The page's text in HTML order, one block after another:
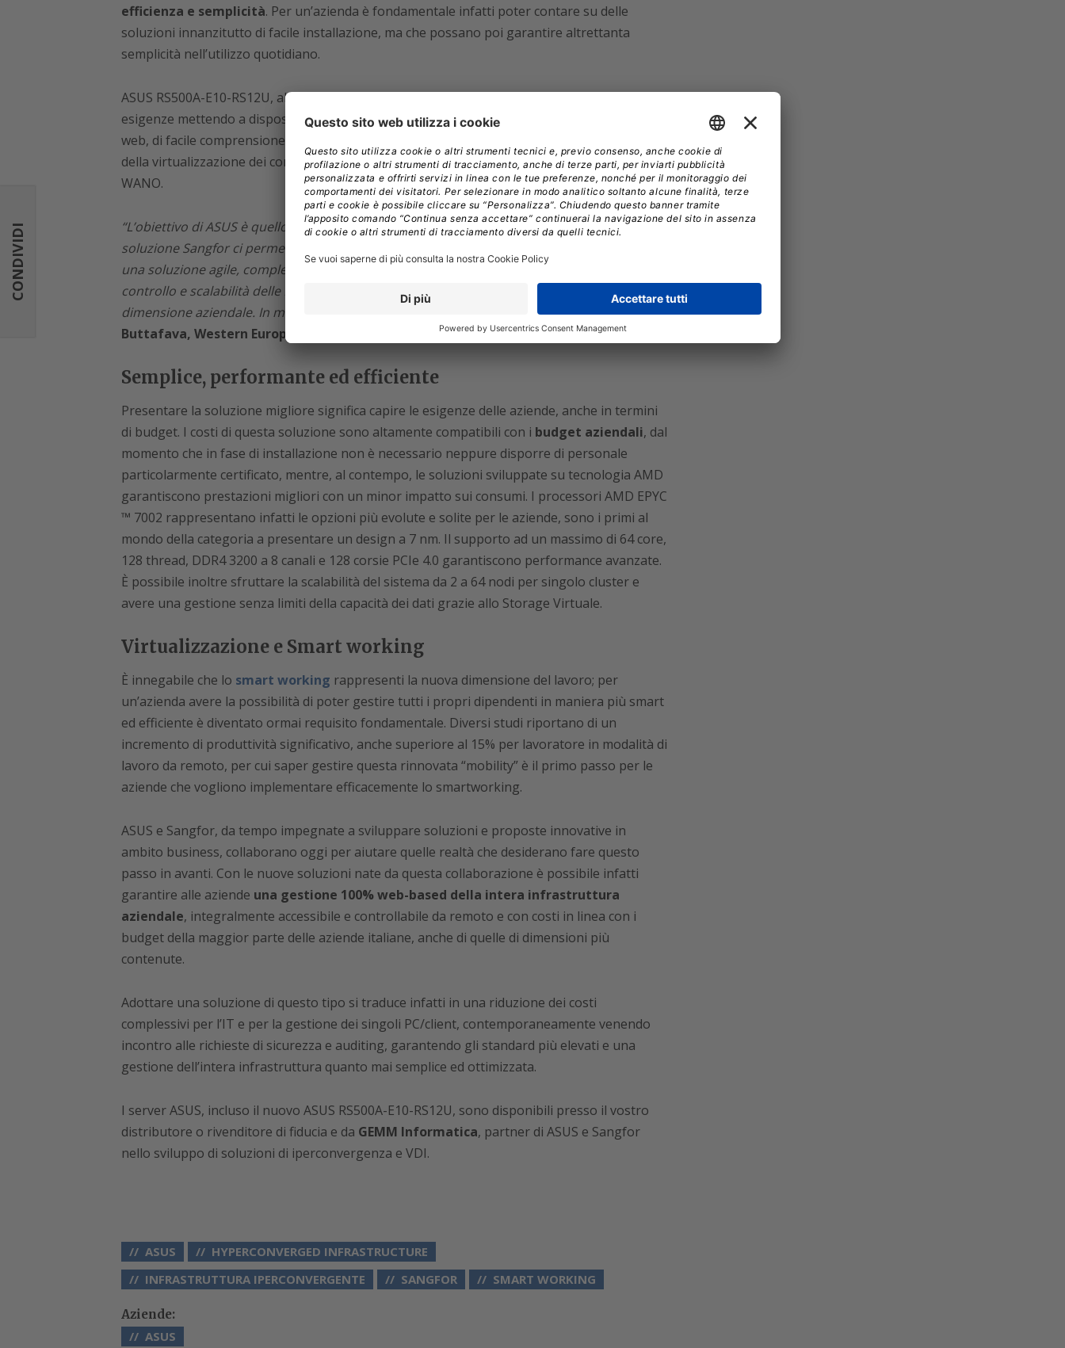
efficienza e semplicità. Per un’azienda è fondamentale infatti poter contare su delle
soluzioni innanzitutto di facile installazione, ma che possano poi garantire altrettanta
semplicità nell’utilizzo quotidiano.
ASUS RS500A-E10-RS12U, abbinato alle soluzioni offerte da Sangfor, risponde a queste
esigenze mettendo a disposizione una console di gestione basata al 100% su piattaforma
web, di facile comprensione e veloce lettura, che permette inoltre una gestione semplificata
della virtualizzazione dei componenti di rete e degli apparati di sicurezza Ngaf – IAM –
WANO.
“L’obiettivo di ASUS è quello di fornire qualità, servizi e prestazioni ai propri utenti. La
soluzione Sangfor ci permette di allargare il bacino di utenza del nostro prodotto, offrendo
una soluzione agile, completa e competitiva che risponde a tutte le esigenze di gestione,
controllo e scalabilità delle PMI come anche per situazioni di elevata complessità o
dimensione aziendale. In modo semplice, immediato e sicuro”,
ha aggiuntoDaniele
Buttafava, Western Europe Server Business Director.
Semplice, performante ed efficiente
Presentare la soluzione migliore significa capire le esigenze delle aziende, anche in termini
di budget. I costi di questa soluzione sono altamente compatibili con i budget aziendali, dal
momento che in fase di installazione non è necessario neppure disporre di personale
particolarmente certificato, mentre, al contempo, le soluzioni sviluppate su tecnologia AMD
garantiscono prestazioni migliori con un minor impatto sui consumi. I processori AMD EPYC
™ 7002 rappresentano infatti le opzioni più evolute e solite per le aziende, sono i primi al
mondo della categoria a presentare un design a 7 nm. Il supporto ad un massimo di 64 core,
128 thread, DDR4 3200 a 8 canali e 128 corsie PCIe 4.0 garantiscono performance avanzate.
È possibile inoltre sfruttare la scalabilità del sistema da 2 a 64 nodi per singolo cluster e
avere una gestione senza limiti della capacità dei dati grazie allo Storage Virtuale.
Virtualizzazione e Smart working
È innegabile che lo smart working rappresenti la nuova dimensione del lavoro; per
un’azienda avere la possibilità di poter gestire tutti i propri dipendenti in maniera più smart
ed efficiente è diventato ormai requisito fondamentale. Diversi studi riportano di un
incremento di produttività significativo, anche superiore al 15% per lavoratore in modalità di
lavoro da remoto, per cui saper gestire questa rinnovata “mobility” è il primo passo per le
aziende che vogliono implementare efficacemente lo smartworking.
ASUS e Sangfor, da tempo impegnate a sviluppare soluzioni e proposte innovative in
ambito business, collaborano oggi per aiutare quelle realtà che desiderano fare questo
passo in avanti. Con le nuove soluzioni nate da questa collaborazione è possibile infatti
garantire alle aziende una gestione 100% web-based della intera infrastruttura
aziendale, integralmente accessibile e controllabile da remoto e con costi in linea con i
budget della maggior parte delle aziende italiane, anche di quelle di dimensioni più
contenute.
Adottare una soluzione di questo tipo si traduce infatti in una riduzione dei costi
complessivi per l’IT e per la gestione dei singoli PC/client, contemporaneamente venendo
incontro alle richieste di sicurezza e auditing, garantendo gli standard più elevati e una
gestione dell’intera infrastruttura quanto mai semplice ed ottimizzata.
I server ASUS, incluso il nuovo ASUS RS500A-E10-RS12U, sono disponibili presso il vostro
distributore o rivenditore di fiducia e da GEMM Informatica, partner di ASUS e Sangfor
nello sviluppo di soluzioni di iperconvergenza e VDI.
ASUS
HYPERCONVERGED INFRASTRUCTURE
INFRASTRUTTURA IPERCONVERGENTE
SANGFOR SMART WORKING
Aziende:
ASUS
CONDIVIDI